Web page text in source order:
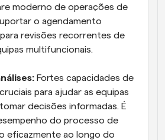
moderno de operações de
o agendamento
revisões recorrentes de
multifuncionais.
Fortes capacidades de
para ajudar as equipas
decisões informadas. É
do processo de
eficazmente ao longo do